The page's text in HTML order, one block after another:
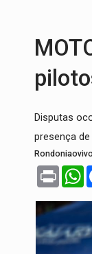
Disputas
presença
Print